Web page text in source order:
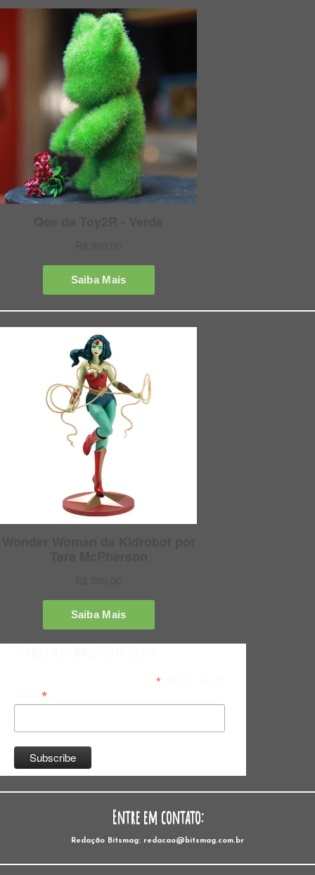
*indicates required
*
Entre em contato:
Redação Bitsmag: redacao@bitsmag.com.br